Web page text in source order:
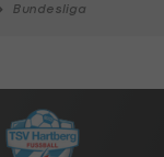
Bundesliga